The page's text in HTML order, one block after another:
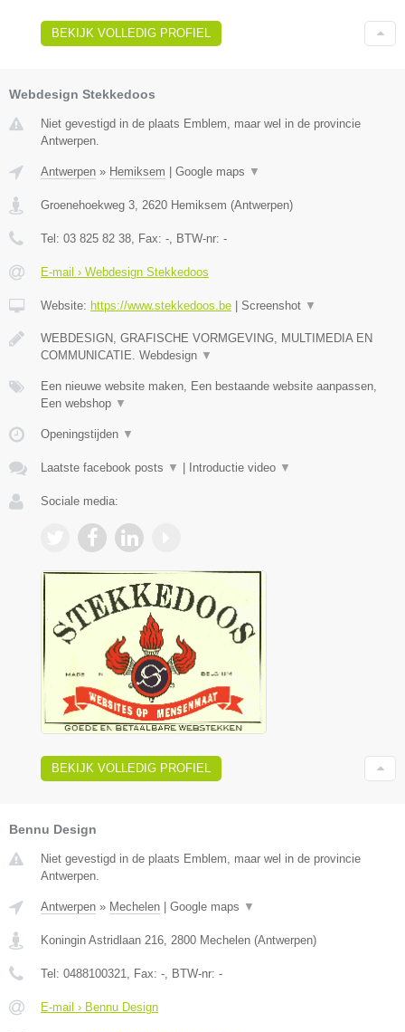
BEKIJK VOLLEDIG PROFIEL
Webdesign Stekkedoos
Niet gevestigd in de plaats Emblem, maar wel in de provincie
Antwerpen.
Antwerpen » Hemiksem Google maps ▼
Groenehoekweg 3, 2620 Hemiksem (Antwerpen)
Tel: 03 825 82 38, Fax: -, BTW-nr: -
E-mail › Webdesign Stekkedoos
Website: https://www.stekkedoos.be Screenshot ▼
WEBDESIGN, GRAFISCHE VORMGEVING, MULTIMEDIA EN
COMMUNICATIE. Webdesign ▼
Een nieuwe website maken, Een bestaande website aanpassen,
Een webshop ▼
Openingstijden ▼
Laatste facebook posts ▼ Introductie video ▼
Sociale media:
BEKIJK VOLLEDIG PROFIEL
Bennu Design
Niet gevestigd in de plaats Emblem, maar wel in de provincie
Antwerpen.
Antwerpen » Mechelen | Google maps ▼
Koningin Astridlaan 216 2800 Mechelen (Antwerpen)
Tel: 0488100321 , Fax: - , BTW-nr: -
E-mail › Bennu Design